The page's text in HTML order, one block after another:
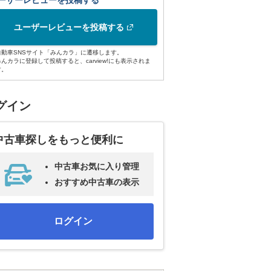
ユーザーレビューを投稿する
車SNSサイト「みんカラ」に遷移します。
んカラに登録して投稿すると、carview!にも表示されま
イン
古車探しをもっと便利に
中古車お気に入り管理
おすすめ中古車の表示
ログイン